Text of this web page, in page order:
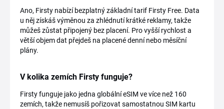
Ano, Firsty nabízí bezplatný základní tarif Firsty Free. Data
u něj získáš výměnou za zhlédnutí krátké reklamy, takže
můžeš zůstat připojený bez placení. Pro vyšší rychlost a
větší objem dat přejdeš na placené denní nebo měsíční
plány.
V kolika zemích Firsty funguje?
Firsty funguje jako jedna globální eSIM ve více než 160
zemích, takže nemusíš pořizovat samostatnou SIM kartu